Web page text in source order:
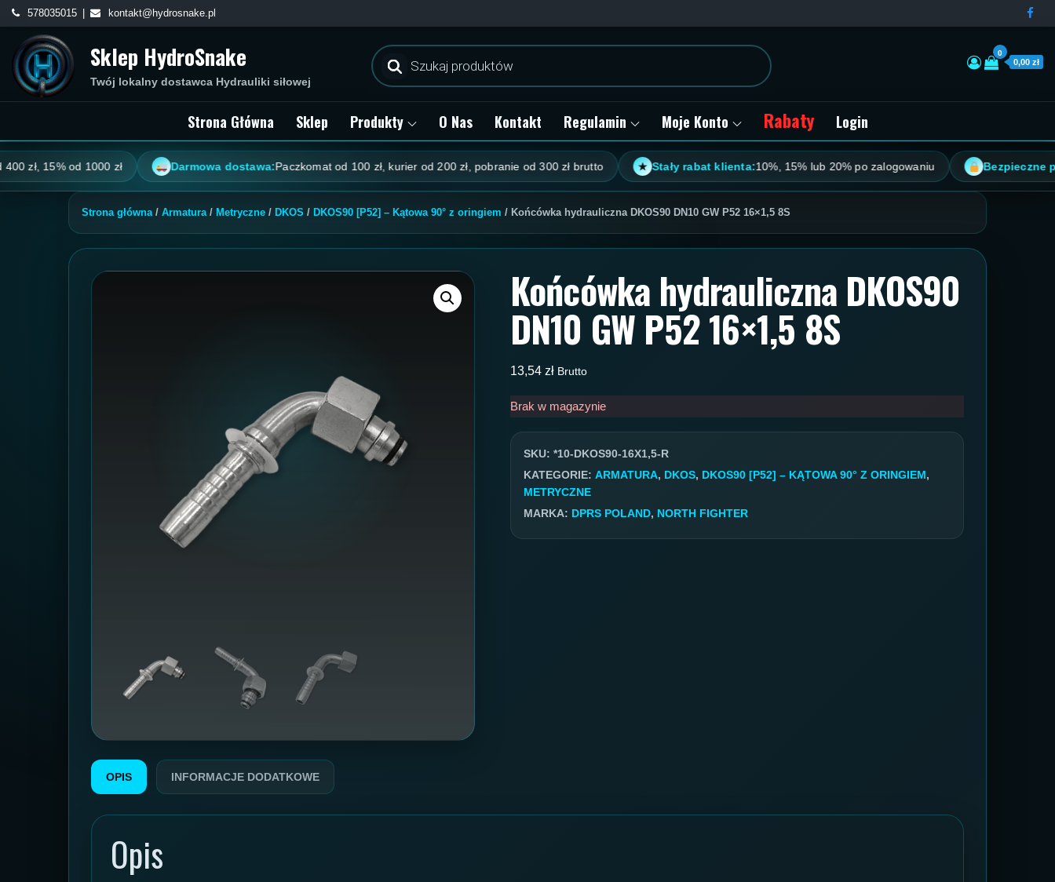
Skip
content
578035015 kontakt@hydrosnake.pl
Sklep HydroSnake
Twój lokalny dostawca Hydrauliki siłowej
Wyszukiwarka
produktów
0
0,00 zł
Strona Główna Sklep Produkty O Nas Kontakt Regulamin Moje Konto Rabaty Login
od 1000 zł Darmowa dostawa:Paczkomat od 100 zł, kurier od 200 zł, pobranie od 300 zł brutto ★ Stały rabat klienta:10%, 15% lub 20% po zalogowaniu Bezpieczne
Strona główna/ Armatura/ Metryczne / DKOS / DKOS90 [P52] – Kątowa 90° z oringiem / Końcówka hydrauliczna DKOS90 DN10 GW P52 16×1,5 8S
Końcówka hydrauliczna DKOS90
DN10 GW P52 16×1,5 8S
13,54 zł Brutto
Brak w magazynie
SKU: *10-DKOS90-16X1,5-R
KATEGORIE: ARMATURA, DKOS, DKOS90 [P52] – KĄTOWA 90° Z ORINGIEM,
METRYCZNE
MARKA: DPRS POLAND, NORTH FIGHTER
OPIS INFORMACJE DODATKOWE
Opis